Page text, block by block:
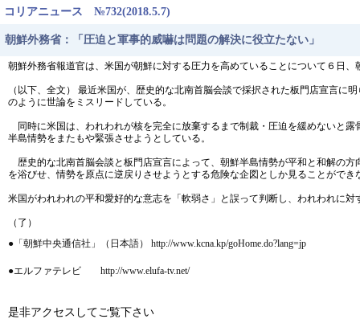
コリアニュース №732(2018.5.7)
朝鮮外務省：「圧迫と軍事的威嚇は問題の解決に役立たない」
朝鮮外務省報道官は、米国が朝鮮に対する圧力を高めていることについて６日
（以下、全文） 最近米国が、歴史的な北南首脳会談で採択された板門店宣言
のように世論をミスリードしている。
同時に米国は、われわれが核を完全に放棄するまで制裁・圧迫を緩めないと
半島情勢をまたもや緊張させようとしている。
歴史的な北南首脳会談と板門店宣言によって、朝鮮半島情勢が平和と和解の
を浴びせ、情勢を原点に逆戻りさせようとする危険な企図としか見ることができ
米国がわれわれの平和愛好的な意志を「軟弱さ」と誤って判断し、われわれに
（了）
●「朝鮮中央通信社」（日本語） http://www.kcna.kp/goHome.do?lang=jp
●エルファテレビ http://www.elufa-tv.net/
是非アクセスしてご覧下さい